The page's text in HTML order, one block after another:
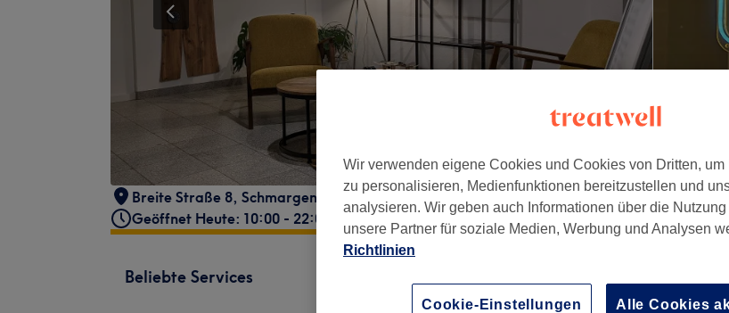
Breite Straße 8, Schmargendorf, Berlin, 14199
Geöffnet Heute: 10:00 - 22:00
Beliebte Services
50 Min.Details anzeigen
Wir verwenden eigene Cookies und Cookies von Dritten, um
zu personalisieren, Medienfunktionen bereitzustellen und
analysieren. Wir geben auch Informationen über die
unsere Partner für soziale Medien, Werbung und Analysen
Richtlinien
Cookie-Einstellungen Alle Cookies